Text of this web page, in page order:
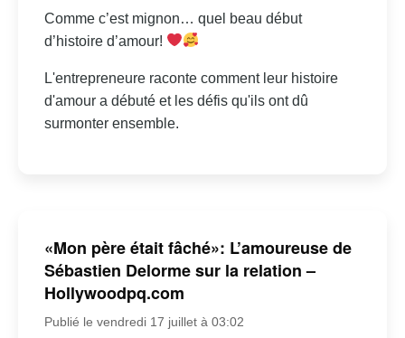
Comme c’est mignon… quel beau début
d’histoire d’amour!
L'entrepreneure raconte comment leur histoire
d'amour a débuté et les défis qu'ils ont dû
surmonter ensemble.
«Mon père était fâché»: L’amoureuse de
Sébastien Delorme sur la relation –
Hollywoodpq.com
Publié le vendredi 17 juillet à 03:02